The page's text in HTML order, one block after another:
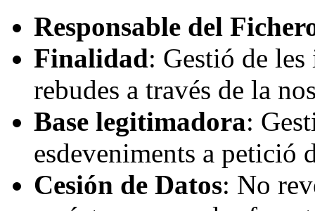
Responsable del
Finalidad: Gestió de
rebudes a través de la
Base legitimadora:
esdeveniments a petició
Cesión de Datos: No